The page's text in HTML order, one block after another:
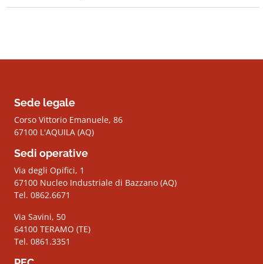
Sede legale
Corso Vittorio Emanuele, 86
67100 L'AQUILA (AQ)
Sedi operative
Via degli Opifici, 1
67100 Nucleo Industriale di Bazzano (AQ)
Tel. 0862.6671
Via Savini, 50
64100 TERAMO (TE)
Tel. 0861.3351